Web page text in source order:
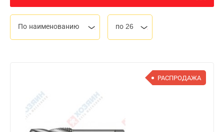
По наименованию по 26
РАСПРОДАЖА